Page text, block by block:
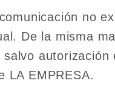
no
De la misma
LA EMPRESA.